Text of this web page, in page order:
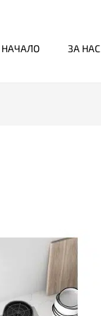
НАЧАЛО ЗА НАС